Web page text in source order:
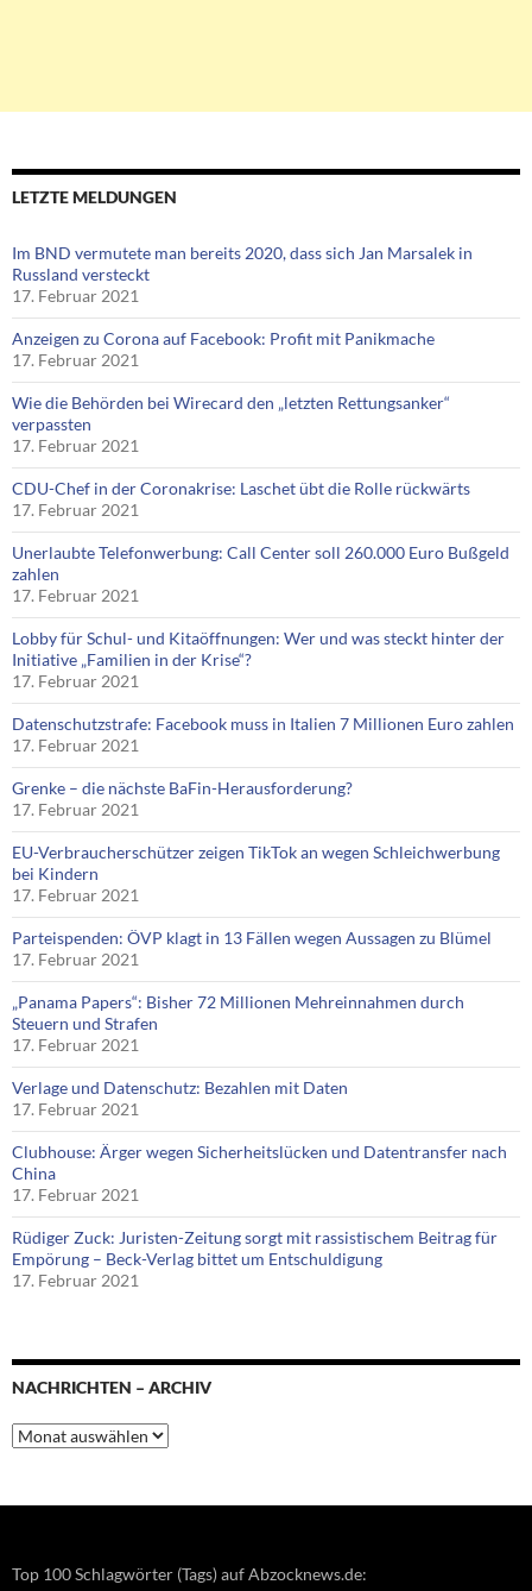
LETZTE MELDUNGEN
Im BND vermutete man bereits 2020, dass sich Jan Marsalek in
Russland versteckt
17. Februar 2021
Anzeigen zu Corona auf Facebook: Profit mit Panikmache
17. Februar 2021
Wie die Behörden bei Wirecard den „letzten Rettungsanker“
verpassten
17. Februar 2021
CDU-Chef in der Coronakrise: Laschet übt die Rolle rückwärts
17. Februar 2021
Unerlaubte Telefonwerbung: Call Center soll 260.000 Euro Bußgeld
zahlen
17. Februar 2021
Lobby für Schul- und Kitaöffnungen: Wer und was steckt hinter der
Initiative „Familien in der Krise“?
17. Februar 2021
Datenschutzstrafe: Facebook muss in Italien 7 Millionen Euro zahlen
17. Februar 2021
Grenke – die nächste BaFin-Herausforderung?
17. Februar 2021
EU-Verbraucherschützer zeigen TikTok an wegen Schleichwerbung
bei Kindern
17. Februar 2021
Parteispenden: ÖVP klagt in 13 Fällen wegen Aussagen zu Blümel
17. Februar 2021
„Panama Papers“: Bisher 72 Millionen Mehreinnahmen durch
Steuern und Strafen
17. Februar 2021
Verlage und Datenschutz: Bezahlen mit Daten
17. Februar 2021
Clubhouse: Ärger wegen Sicherheitslücken und Datentransfer nach
China
17. Februar 2021
Rüdiger Zuck: Juristen-Zeitung sorgt mit rassistischem Beitrag für
Empörung – Beck-Verlag bittet um Entschuldigung
17. Februar 2021
NACHRICHTEN – ARCHIV
Nachrichten
–
Top 100 Schlagwörter (Tags) auf Abzocknews.de: